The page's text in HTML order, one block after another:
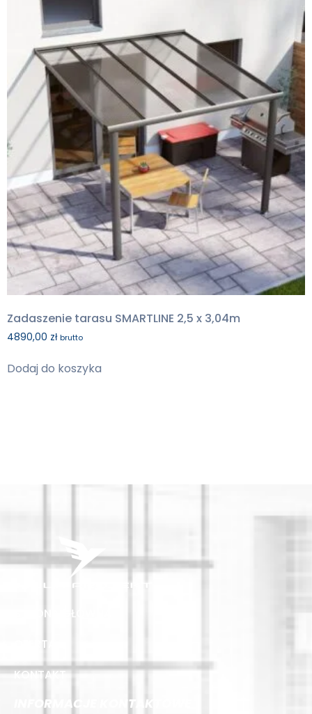
Zadaszenie tarasu SMARTLINE 2,5 x 3,04m
4890,00 zł brutto
Dodaj do koszyka
STRONA GŁÓWNA
OFERTA
KONTAKT
INFORMACJE KONTAKTOWE